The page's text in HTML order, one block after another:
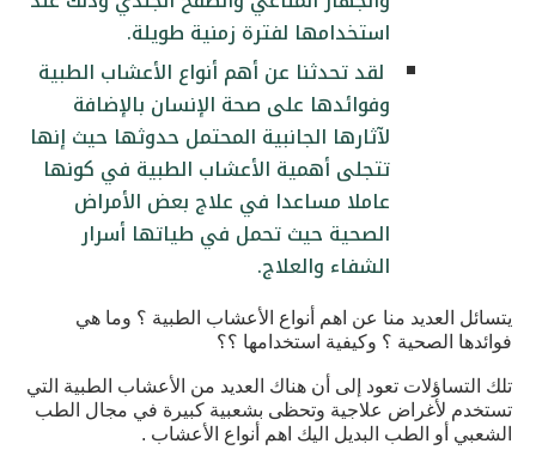
استخدامها لفترة زمنية طويلة.
لقد تحدثنا عن أهم أنواع الأعشاب الطبية
وفوائدها على صحة الإنسان بالإضافة
لآثارها الجانبية المحتمل حدوثها حيث إنها
تتجلى أهمية الأعشاب الطبية في كونها
عاملا مساعدا في علاج بعض الأمراض
الصحية حيث تحمل في طياتها أسرار
الشفاء والعلاج.
يتسائل العديد منا عن اهم أنواع الأعشاب الطبية ؟ وما هي
فوائدها الصحية ؟ وكيفية استخدامها ؟؟
تلك التساؤلات تعود إلى أن هناك العديد من الأعشاب الطبية التي
تستخدم لأغراض علاجية وتحظى بشعبية كبيرة في مجال الطب
الشعبي أو الطب البديل اليك اهم أنواع الأعشاب .